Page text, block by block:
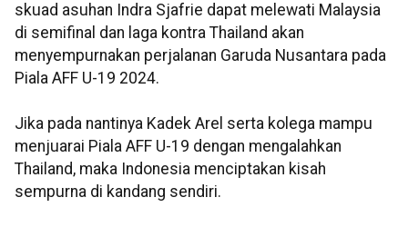
skuad asuhan Indra Sjafrie dapat melewati Malaysia
di semifinal dan laga kontra Thailand akan
menyempurnakan perjalanan Garuda Nusantara pada
Piala AFF U-19 2024.
Jika pada nantinya Kadek Arel serta kolega mampu
menjuarai Piala AFF U-19 dengan mengalahkan
Thailand, maka Indonesia menciptakan kisah
sempurna di kandang sendiri.